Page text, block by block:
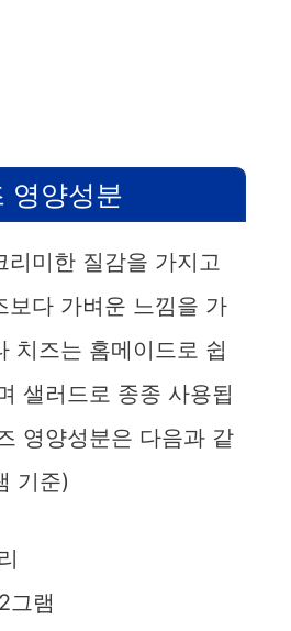
영양성분
리미한 질감을 가지고
보다 가벼운 느낌을 가
치즈는 홈메이드로 쉽
샐러드로 종종 사용됩
영양성분은 다음과 같
기준)
그램